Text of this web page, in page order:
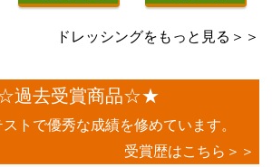
ドレッシングをもっと見る＞＞
去受賞商品☆★
トで優秀な成績を修めています。
受賞歴はこちら＞＞